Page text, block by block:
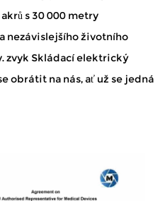
s 30 000 metry
nezávislejšího životního
zvyk Skládací elektrický
obrátit na nás, ať už se jedná